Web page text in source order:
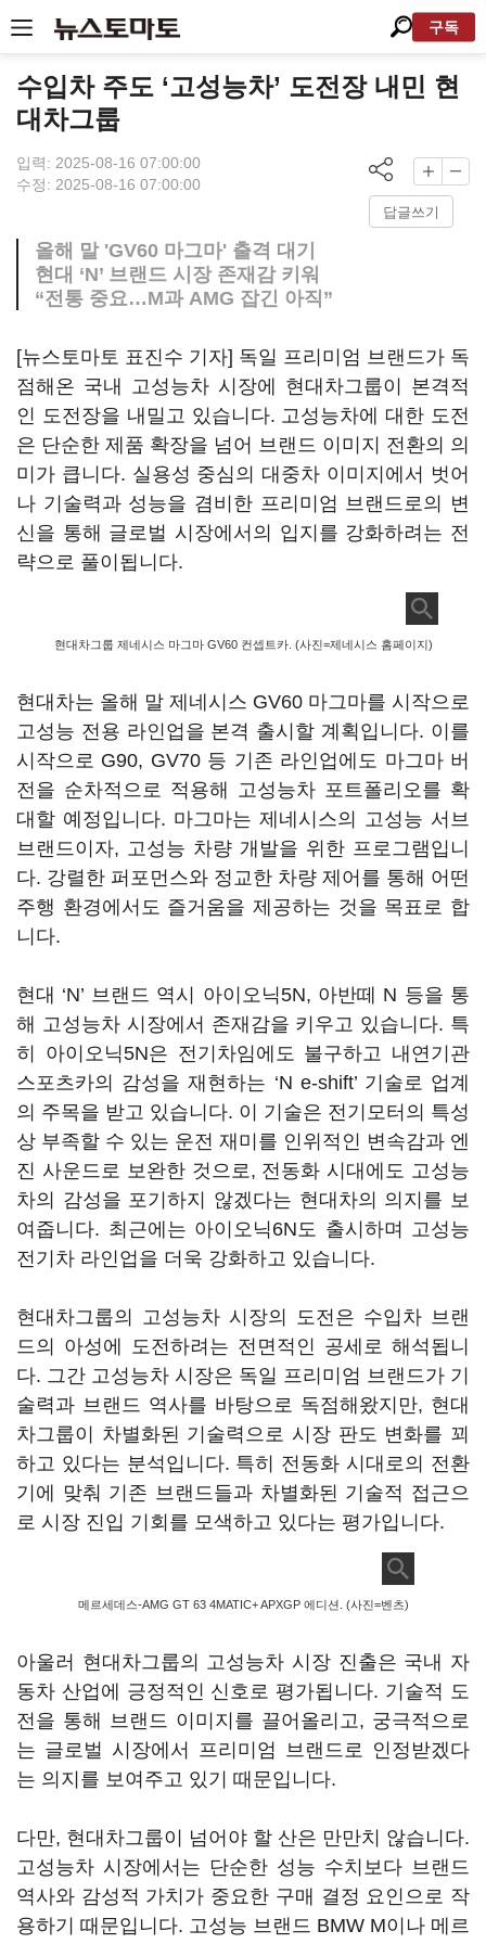
구독
수입차 주도 ‘고성능차’ 도전장 내민 현
대차그룹
입력: 2025-08-16 07:00:00
수정: 2025-08-16 07:00:00
답글쓰기
올해 말 'GV60 마그마' 출격 대기
현대 ‘N’ 브랜드 시장 존재감 키워
“전통 중요…M과 AMG 잡긴 아직”
[뉴스토마토 표진수 기자] 독일 프리미엄 브랜드가 독
점해온 국내 고성능차 시장에 현대차그룹이 본격적
인 도전장을 내밀고 있습니다. 고성능차에 대한 도전
은 단순한 제품 확장을 넘어 브랜드 이미지 전환의 의
미가 큽니다. 실용성 중심의 대중차 이미지에서 벗어
나 기술력과 성능을 겸비한 프리미엄 브랜드로의 변
신을 통해 글로벌 시장에서의 입지를 강화하려는 전
략으로 풀이됩니다.
현대차그룹 제네시스 마그마 GV60 컨셉트카. (사진=제네시스 홈페이지)
현대차는 올해 말 제네시스 GV60 마그마를 시작으로
고성능 전용 라인업을 본격 출시할 계획입니다. 이를
시작으로 G90, GV70 등 기존 라인업에도 마그마 버
전을 순차적으로 적용해 고성능차 포트폴리오를 확
대할 예정입니다. 마그마는 제네시스의 고성능 서브
브랜드이자, 고성능 차량 개발을 위한 프로그램입니
다. 강렬한 퍼포먼스와 정교한 차량 제어를 통해 어떤
주행 환경에서도 즐거움을 제공하는 것을 목표로 합
니다.
현대 ‘N’ 브랜드 역시 아이오닉5N, 아반떼 N 등을 통
해 고성능차 시장에서 존재감을 키우고 있습니다. 특
히 아이오닉5N은 전기차임에도 불구하고 내연기관
스포츠카의 감성을 재현하는 ‘N e-shift’ 기술로 업계
의 주목을 받고 있습니다. 이 기술은 전기모터의 특성
상 부족할 수 있는 운전 재미를 인위적인 변속감과 엔
진 사운드로 보완한 것으로, 전동화 시대에도 고성능
차의 감성을 포기하지 않겠다는 현대차의 의지를 보
여줍니다. 최근에는 아이오닉6N도 출시하며 고성능
전기차 라인업을 더욱 강화하고 있습니다.
현대차그룹의 고성능차 시장의 도전은 수입차 브랜
드의 아성에 도전하려는 전면적인 공세로 해석됩니
다. 그간 고성능차 시장은 독일 프리미엄 브랜드가 기
술력과 브랜드 역사를 바탕으로 독점해왔지만, 현대
차그룹이 차별화된 기술력으로 시장 판도 변화를 꾀
하고 있다는 분석입니다. 특히 전동화 시대로의 전환
기에 맞춰 기존 브랜드들과 차별화된 기술적 접근으
로 시장 진입 기회를 모색하고 있다는 평가입니다.
메르세데스-AMG GT 63 4MATIC+ APXGP 에디션. (사진=벤츠)
아울러 현대차그룹의 고성능차 시장 진출은 국내 자
동차 산업에 긍정적인 신호로 평가됩니다. 기술적 도
전을 통해 브랜드 이미지를 끌어올리고, 궁극적으로
는 글로벌 시장에서 프리미엄 브랜드로 인정받겠다
는 의지를 보여주고 있기 때문입니다.
다만, 현대차그룹이 넘어야 할 산은 만만치 않습니다.
고성능차 시장에서는 단순한 성능 수치보다 브랜드
역사와 감성적 가치가 중요한 구매 결정 요인으로 작
용하기 때문입니다. 고성능 브랜드 BMW M이나 메르